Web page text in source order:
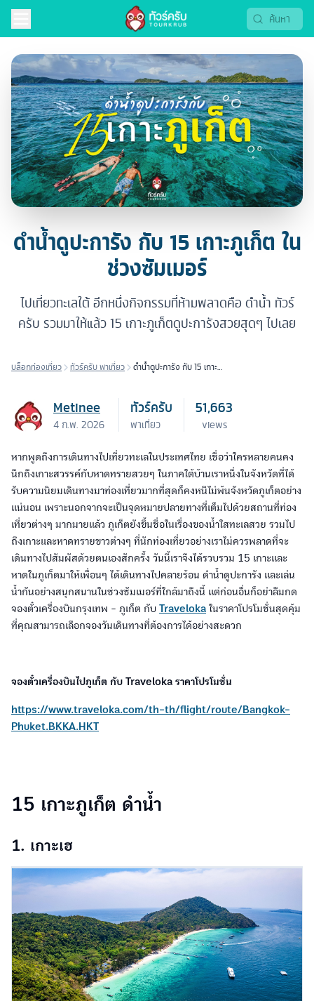
ดำน้ำดูปะการัง กับ 15 เกาะภูเก็ต ใน
ช่วงซัมเมอร์
ไปเที่ยวทะเลใต้ อีกหนึ่งกิจกรรมที่ห้ามพลาดคือ ดำน้ำ ทัวร์
ครับ รวมมาให้แล้ว 15 เกาะภูเก็ตดูปะการังสวยสุดๆ ไปเลย
บล็อกท่องเที่ยว ทัวร์ครับ พาเที่ยว
ดำน้ำดูปะการัง กับ 15 เกาะ
Metinee
4 ก.พ. 2026
ทัวร์ครับ
พาเที่ยว
51,663
views
หากพูดถึงการเดินทางไปเที่ยวทะเลในประเทศไทย เชื่อว่าใครหลายคนคง
นึกถึงเกาะสวรรค์กับหาดทรายสวยๆ ในภาคใต้บ้านเราหนึ่งในจังหวัดที่ได้
รับความนิยมเดินทางมาท่องเที่ยวมากที่สุดก็คงหนีไม่พ้นจังหวัดภูเก็ตอย่าง
แน่นอน เพราะนอกจากจะเป็นจุดหมายปลายทางที่เต็มไปด้วยสถานที่ท่อง
เที่ยวต่างๆ มากมายแล้ว ภูเก็ตยังขึ้นชื่อในเรื่องของน้ำใสทะเลสวย รวมไป
ถึงเกาะและหาดทรายขาวต่างๆ ที่นักท่องเที่ยวอย่างเราไม่ควรพลาดที่จะ
เดินทางไปสัมผัสด้วยตนเองสักครั้ง วันนี้เราจึงได้รวบรวม 15 เกาะและ
หาดในภูเก็ตมาให้เพื่อนๆ ได้เดินทางไปคลายร้อน ดำน้ำดูปะการัง และเล่น
น้ำกันอย่างสนุกสนานในช่วงซัมเมอร์ที่ใกล้มาถึงนี้ แต่ก่อนอื่นก็อย่าลืมกด
จองตั๋วเครื่องบินกรุงเทพ - ภูเก็ต กับ Traveloka ในราคาโปรโมชั่นสุดคุ้ม
ที่คุณสามารถเลือกจองวันเดินทางที่ต้องการได้อย่างสะดวก
จองตั๋วเครื่องบินไปภูเก็ต กับ Traveloka ราคาโปรโมชั่น
https://www.traveloka.com/th-th/flight/route/Bangkok-
Phuket.BKKA.HKT
15 เกาะภูเก็ต ดำน้ำ
1. เกาะเฮ